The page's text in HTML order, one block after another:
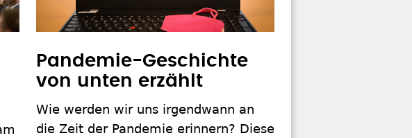
Pandemie-Geschichte
von unten erzählt
Wie werden wir uns irgendwann an
die Zeit der Pandemie erinnern? Diese